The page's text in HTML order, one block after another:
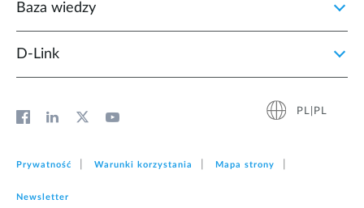
Baza wiedzy
D‑Link
PL|PL
Prywatność Warunki korzystania Mapa strony
Newsletter